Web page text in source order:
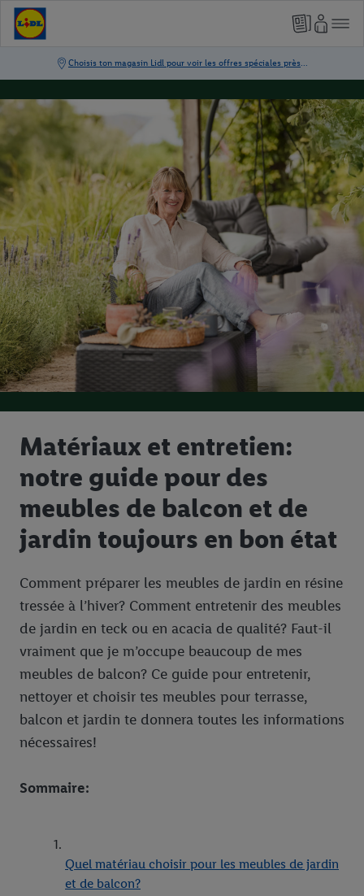
Matériaux et entretien:
notre guide pour des
meubles de balcon et de
jardin toujours en bon état
Comment préparer les meubles de jardin en résine
tressée à l’hiver? Comment entretenir des meubles
de jardin en teck ou en acacia de qualité? Faut-il
vraiment que je m’occupe beaucoup de mes
meubles de balcon? Ce guide pour entretenir,
nettoyer et choisir tes meubles pour terrasse,
balcon et jardin te donnera toutes les informations
nécessaires!
Sommaire:
Quel matériau choisir pour les meubles de jardin
et de balcon?